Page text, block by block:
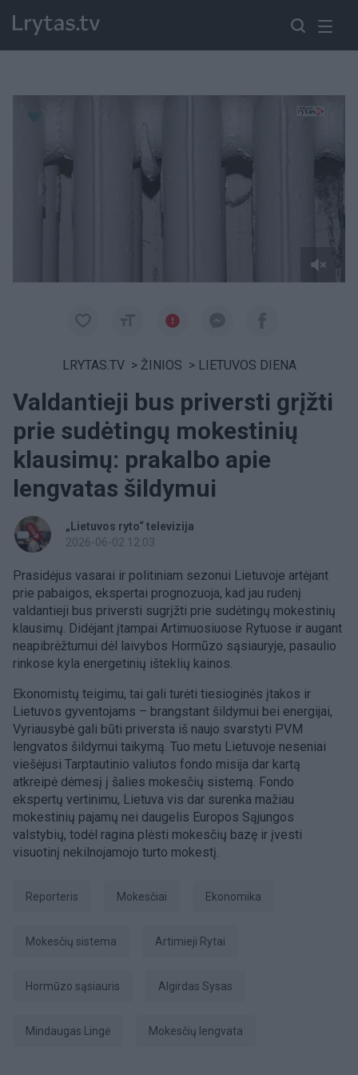
LRYTAS.TV > ŽINIOS > LIETUVOS DIENA
Valdantieji bus priversti grįžti
prie sudėtingų mokestinių
klausimų: prakalbo apie
lengvatas šildymui
„Lietuvos ryto“ televizija
2026-06-02 12:03
Prasidėjus vasarai ir politiniam sezonui Lietuvoje artėjant
prie pabaigos, ekspertai prognozuoja, kad jau rudenį
valdantieji bus priversti sugrįžti prie sudėtingų mokestinių
klausimų. Didėjant įtampai Artimuosiuose Rytuose ir augant
neapibrėžtumui dėl laivybos Hormūzo sąsiauryje, pasaulio
rinkose kyla energetinių išteklių kainos.
Ekonomistų teigimu, tai gali turėti tiesioginės įtakos ir
Lietuvos gyventojams – brangstant šildymui bei energijai,
Vyriausybė gali būti priversta iš naujo svarstyti PVM
lengvatos šildymui taikymą. Tuo metu Lietuvoje neseniai
viešėjusi Tarptautinio valiutos fondo misija dar kartą
atkreipė dėmesį į šalies mokesčių sistemą. Fondo
ekspertų vertinimu, Lietuva vis dar surenka mažiau
mokestinių pajamų nei daugelis Europos Sąjungos
valstybių, todėl ragina plėsti mokesčių bazę ir įvesti
visuotinį nekilnojamojo turto mokestį.
Reporteris Mokesčiai Ekonomika
mokesčių sistema Artimieji Rytai
Hormūzo sąsiauris Algirdas Sysas
Mindaugas Lingė mokesčių lengvata